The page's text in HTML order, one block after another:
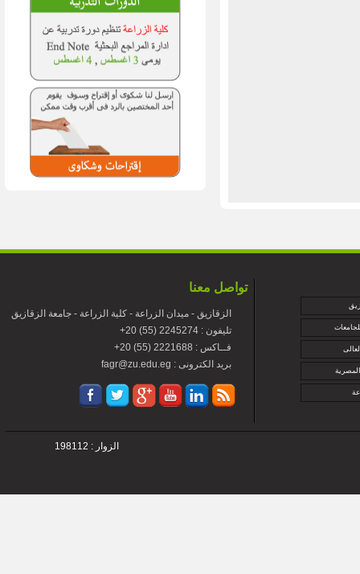
تواصل معنا
الزقازيق - ميدان الزراعة - كلية الزراعة - جامعة الزقازيق
+تليفون : 2245274 (55) 20
+فــاكس : 2221688 (55) 20
fagr@zu.edu.eg : بريد الكترونى
الزوار : 198112